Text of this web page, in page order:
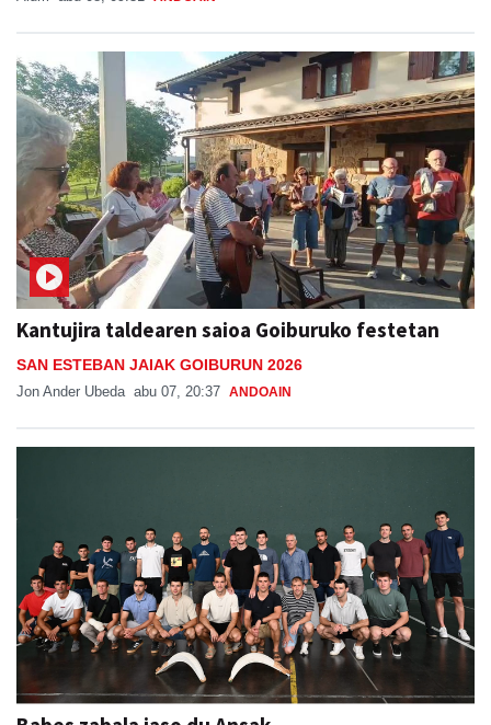
Kantujira taldearen saioa Goiburuko festetan
SAN ESTEBAN JAIAK GOIBURUN 2026
Jon Ander Ubeda abu 07, 20:37 ANDOAIN